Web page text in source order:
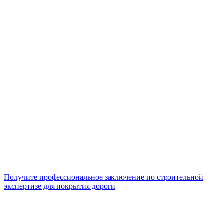
Получите профессиональное заключение по строительной
экспертизе для покрытия дороги